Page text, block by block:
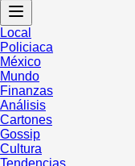
Local
Policiaca
México
Mundo
Finanzas
Análisis
Cartones
Gossip
Cultura